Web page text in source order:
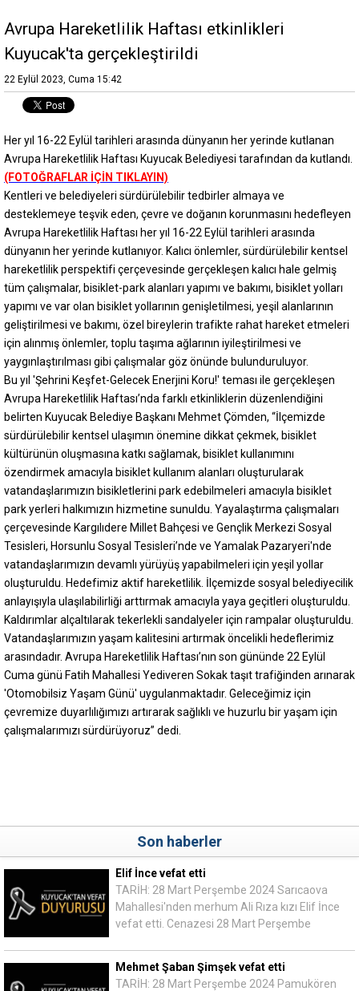
Avrupa Hareketlilik Haftası etkinlikleri
Kuyucak'ta gerçekleştirildi
22 Eylül 2023, Cuma 15:42
Her yıl 16-22 Eylül tarihleri arasında dünyanın her yerinde kutlanan
Avrupa Hareketlilik Haftası Kuyucak Belediyesi tarafından da kutlandı.
(FOTOĞRAFLAR İÇİN TIKLAYIN)
Kentleri ve belediyeleri sürdürülebilir tedbirler almaya ve
desteklemeye teşvik eden, çevre ve doğanın korunmasını hedefleyen
Avrupa Hareketlilik Haftası her yıl 16-22 Eylül tarihleri arasında
dünyanın her yerinde kutlanıyor. Kalıcı önlemler, sürdürülebilir kentsel
hareketlilik perspektifi çerçevesinde gerçekleşen kalıcı hale gelmiş
tüm çalışmalar, bisiklet-park alanları yapımı ve bakımı, bisiklet yolları
yapımı ve var olan bisiklet yollarının genişletilmesi, yeşil alanlarının
geliştirilmesi ve bakımı, özel bireylerin trafikte rahat hareket etmeleri
için alınmış önlemler, toplu taşıma ağlarının iyileştirilmesi ve
yaygınlaştırılması gibi çalışmalar göz önünde bulunduruluyor.
Bu yıl 'Şehrini Keşfet-Gelecek Enerjini Koru!' teması ile gerçekleşen
Avrupa Hareketlilik Haftası’nda farklı etkinliklerin düzenlendiğini
belirten Kuyucak Belediye Başkanı Mehmet Çömden, “İlçemizde
sürdürülebilir kentsel ulaşımın önemine dikkat çekmek, bisiklet
kültürünün oluşmasına katkı sağlamak, bisiklet kullanımını
özendirmek amacıyla bisiklet kullanım alanları oluşturularak
vatandaşlarımızın bisikletlerini park edebilmeleri amacıyla bisiklet
park yerleri halkımızın hizmetine sunuldu. Yayalaştırma çalışmaları
çerçevesinde Kargılıdere Millet Bahçesi ve Gençlik Merkezi Sosyal
Tesisleri, Horsunlu Sosyal Tesisleri’nde ve Yamalak Pazaryeri'nde
vatandaşlarımızın devamlı yürüyüş yapabilmeleri için yeşil yollar
oluşturuldu. Hedefimiz aktif hareketlilik. İlçemizde sosyal belediyecilik
anlayışıyla ulaşılabilirliği arttırmak amacıyla yaya geçitleri oluşturuldu.
Kaldırımlar alçaltılarak tekerlekli sandalyeler için rampalar oluşturuldu.
Vatandaşlarımızın yaşam kalitesini artırmak öncelikli hedeflerimiz
arasındadır. Avrupa Hareketlilik Haftası’nın son gününde 22 Eylül
Cuma günü Fatih Mahallesi Yediveren Sokak taşıt trafiğinden arınarak
'Otomobilsiz Yaşam Günü' uygulanmaktadır. Geleceğimiz için
çevremize duyarlılığımızı artırarak sağlıklı ve huzurlu bir yaşam için
çalışmalarımızı sürdürüyoruz” dedi.
Son haberler
Elif İnce vefat etti
TARİH: 28 Mart Perşembe 2024 Sarıcaova
Mahallesi'nden merhum Ali Rıza kızı Elif İnce
vefat etti. Cenazesi 28 Mart Perşembe
Mehmet Şaban Şimşek vefat etti
TARİH: 28 Mart Perşembe 2024 Pamukören